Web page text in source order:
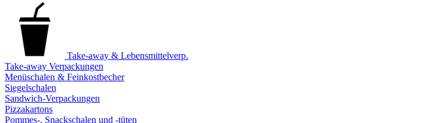
Take-away & Lebensmittelverp.
Take-away Verpackungen
Menüschalen & Feinkostbecher
Siegelschalen
Sandwich-Verpackungen
Pizzakartons
Pommes-, Snackschalen und -tüten